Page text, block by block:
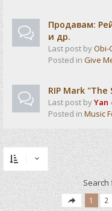
Продавам:
и др.
Last post byObi-
Posted in Give
RIP Mark
Last post byYan
Posted in Music
Search
1 2